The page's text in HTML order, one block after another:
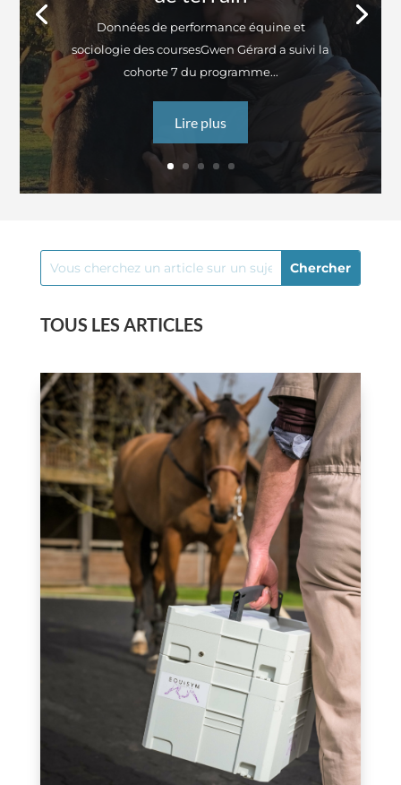
Données de performance équine et
sociologie des coursesGwen Gérard a suivi la
cohorte 7 du programme...
Lire plus
TOUS LES ARTICLES